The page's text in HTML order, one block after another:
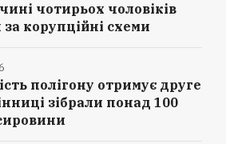
чотирьох чоловіків
корупційні схеми
полігону отримує друге
зібрали понад 100